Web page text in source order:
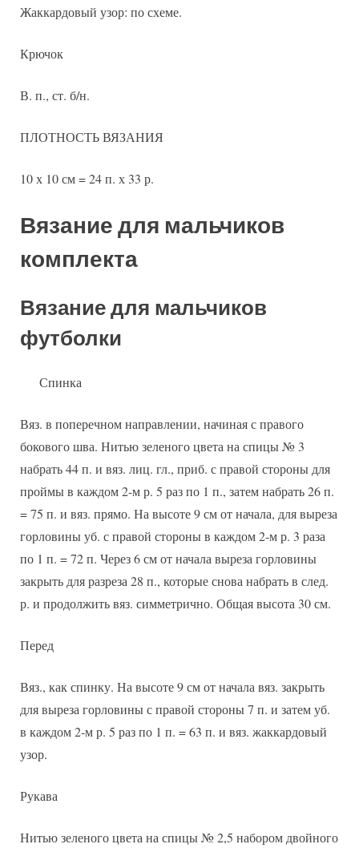
Жаккардовый узор: по схеме.
Крючок
В. п., ст. б/н.
ПЛОТНОСТЬ ВЯЗАНИЯ
10 х 10 см = 24 п. х 33 р.
Вязание для мальчиков
комплекта
Вязание для мальчиков
футболки
Спинка
Вяз. в поперечном направлении, начиная с правого
бокового шва. Нитью зеленого цвета на спицы № 3
набрать 44 п. и вяз. лиц. гл., приб. с правой стороны для
проймы в каждом 2-м р. 5 раз по 1 п., затем набрать 26 п.
= 75 п. и вяз. прямо. На высоте 9 см от начала, для выреза
горловины уб. с правой стороны в каждом 2-м р. 3 раза
по 1 п. = 72 п. Через 6 см от начала выреза горловины
закрыть для разреза 28 п., которые снова набрать в след.
р. и продолжить вяз. симметрично. Общая высота 30 см.
Перед
Вяз., как спинку. На высоте 9 см от начала вяз. закрыть
для выреза горловины с правой стороны 7 п. и затем уб.
в каждом 2-м р. 5 раз по 1 п. = 63 п. и вяз. жаккардовый
узор.
Рукава
Нитью зеленого цвета на спицы № 2,5 набором двойного